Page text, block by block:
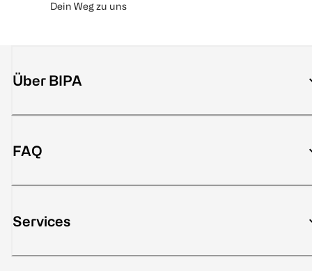
Dein Weg zu uns
Über BIPA
FAQ
Services